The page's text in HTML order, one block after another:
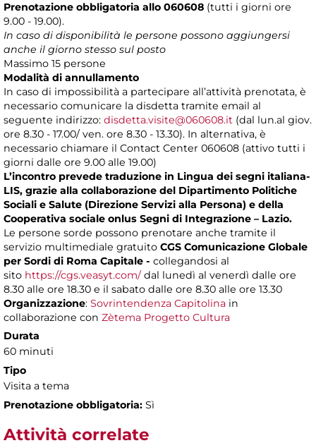
Prenotazione obbligatoria allo 060608 (tutti i giorni ore
9.00 - 19.00).
In caso di disponibilità le persone possono aggiungersi
anche il giorno stesso sul posto
Massimo 15 persone
Modalità di annullamento
In caso di impossibilità a partecipare all’attività prenotata, è
necessario comunicare la disdetta tramite email al
seguente indirizzo: disdetta.visite@060608.it (dal lun.al giov.
ore 8.30 - 17.00/ ven. ore 8.30 - 13.30). In alternativa, è
necessario chiamare il Contact Center 060608 (attivo tutti i
giorni dalle ore 9.00 alle 19.00)
L’incontro prevede traduzione in Lingua dei segni italiana-
LIS, grazie alla collaborazione del Dipartimento Politiche
Sociali e Salute (Direzione Servizi alla Persona) e della
Cooperativa sociale onlus Segni di Integrazione – Lazio.
Le persone sorde possono prenotare anche tramite il
servizio multimediale gratuito CGS Comunicazione Globale
per Sordi di Roma Capitale - collegandosi al
sito https://cgs.veasyt.com/dal lunedì al venerdì dalle ore
8.30 alle ore 18.30 e il sabato dalle ore 8.30 alle ore 13.30
Organizzazione: Sovrintendenza Capitolina in
collaborazione con Zètema Progetto Cultura
Durata
60 minuti
Tipo
Visita a tema
Prenotazione obbligatoria: Sì
Attività correlate